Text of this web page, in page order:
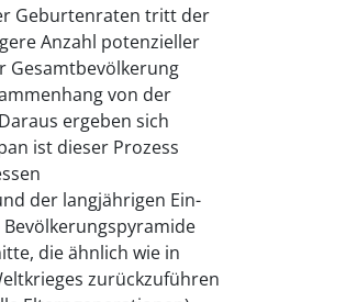
Geburtenraten tritt der
Anzahl potenzieller
Gesamtbevölkerung
von der
ergeben sich
ist dieser Prozess
der langjährigen Ein-
die ähnlich wie in
zurückzuführen